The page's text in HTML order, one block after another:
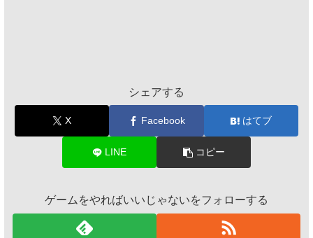
シェアする
X Facebook はてブ
LINE コピー
ゲームをやればいいじゃないをフォローする